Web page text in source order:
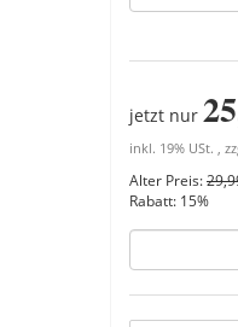
jetzt nur
inkl. 19% USt. ,
Alter Preis:
Rabatt: 15%